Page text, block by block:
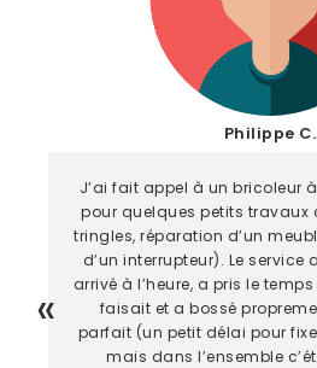
Philippe C.
J’ai fait appel à un bricoleur
pour quelques petits travaux
tringles, réparation d’un
d’un interrupteur). Le service
arrivé à l’heure, a pris le
faisait et a bossé
parfait (un petit délai pour
mais dans l’ensemble